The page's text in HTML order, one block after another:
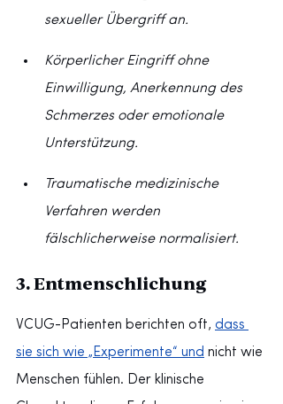
sexueller Übergriff an.
Körperlicher Eingriff ohne
Einwilligung, Anerkennung des
Schmerzes oder emotionale
Unterstützung.
Traumatische medizinische
Verfahren werden
fälschlicherweise normalisiert.
3. Entmenschlichung
VCUG-Patienten berichten oft, dass
sie sich wie „Experimente“ und nicht wie
Menschen fühlen. Der klinische